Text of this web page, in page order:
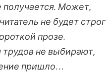
получается. Может,
не будет строг
прозе.
не выбирают,
пришло…